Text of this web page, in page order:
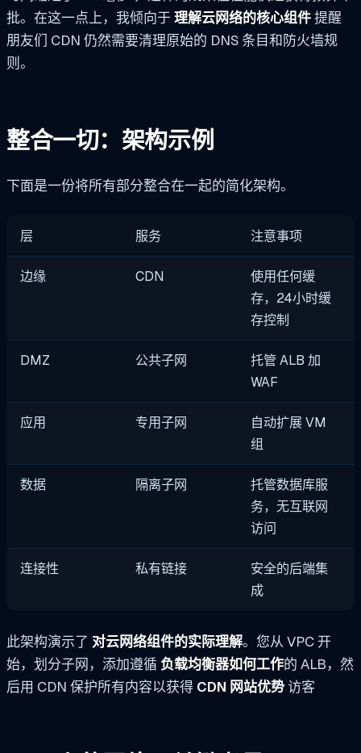
批。在这一点上，我倾向于 理解云网络的核心组件提醒
朋友们 CDN 仍然需要清理原始的 DNS 条目和防火墙规
则。
整合一切：架构示例
下面是一份将所有部分整合在一起的简化架构。
层 服务 注意事项
边缘 CDN
使用任何缓
存，24小时缓
存控制
DMZ 公共子网
托管 ALB 加
WAF
应用 专用子网
自动扩展 VM
组
数据 隔离子网
托管数据库服
务，无互联网
访问
连接性 私有链接
安全的后端集
成
此架构演示了 对云网络组件的实际理解。您从 VPC 开
始，划分子网，添加遵循 负载均衡器如何工作的 ALB，然
后用 CDN 保护所有内容以获得 CDN 网站优势访客